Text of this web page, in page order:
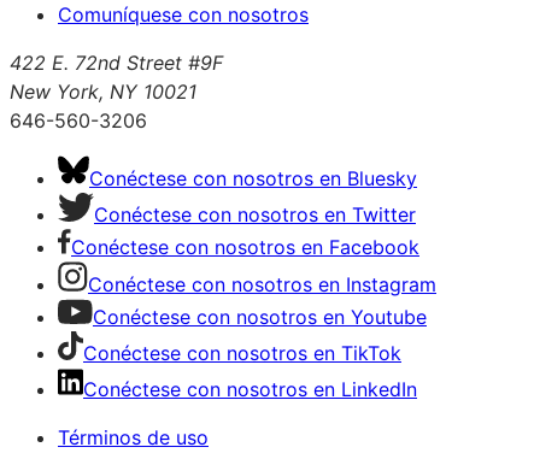
Comuníquese con nosotros
422 E. 72nd Street #9F
New York, NY 10021
646-560-3206
Conéctese con nosotros en Bluesky
Conéctese con nosotros en Twitter
Conéctese con nosotros en Facebook
Conéctese con nosotros en Instagram
Conéctese con nosotros en Youtube
Conéctese con nosotros en TikTok
Conéctese con nosotros en LinkedIn
Términos de uso